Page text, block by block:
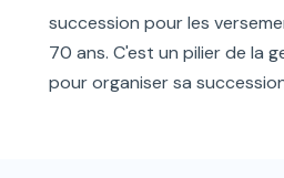
succession pour les
70 ans. C'est un pilier de la
pour organiser sa